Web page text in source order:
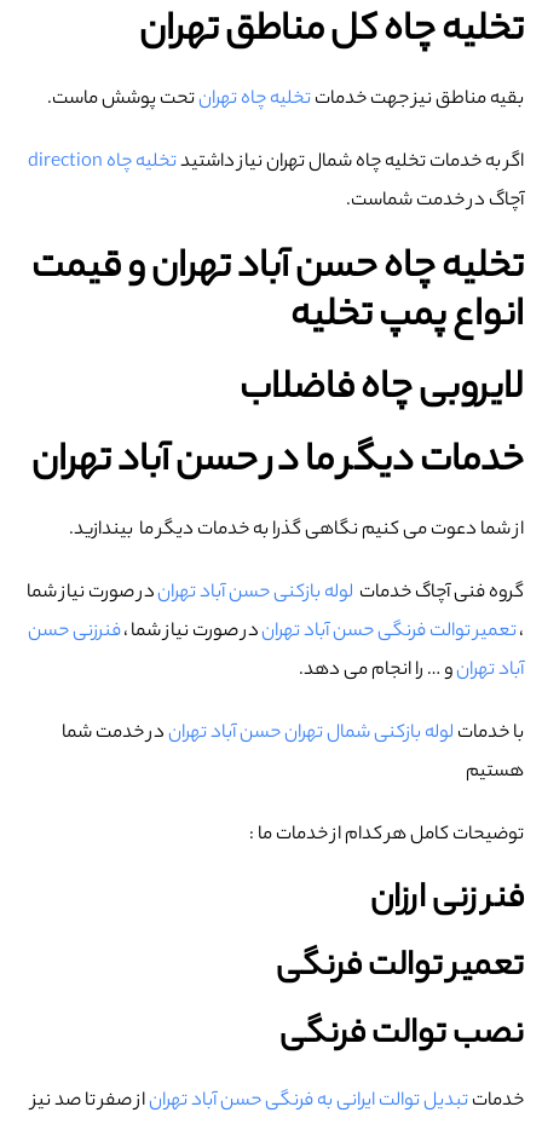
تخلیه چاه کل مناطق تهران
بقیه مناطق نیز جهت خدماتتخلیه چاه تهرانتحت پوشش ماست.
اگر به خدمات تخلیه چاه شمال تهران نیاز داشتیدتخلیه چاه direction
آچاگ در خدمت شماست.
تخلیه چاه حسن آباد تهران و قیمت
انواع پمپ تخلیه
لایروبی چاه فاضلاب
خدمات دیگر ما در حسن آباد تهران
از شما دعوت می کنیم نگاهی گذرا به خدمات دیگر ما بیندازید.
گروه فنی آچاگ خدمات لوله بازکنی حسن آباد تهراندر صورت نیاز شما
،تعمیر توالت فرنگی حسن آباد تهراندر صورت نیاز شما ،فنرزنی حسن
آباد تهرانو … را انجام می دهد.
با خدمات لوله بازکنی شمال تهران حسن آباد تهراندر خدمت شما
هستیم
توضیحات کامل هر کدام از خدمات ما :
فنر زنی ارزان
تعمیر توالت فرنگی
نصب توالت فرنگی
خدماتتبدیل توالت ایرانی به فرنگی حسن آباد تهراناز صفر تا صد نیز